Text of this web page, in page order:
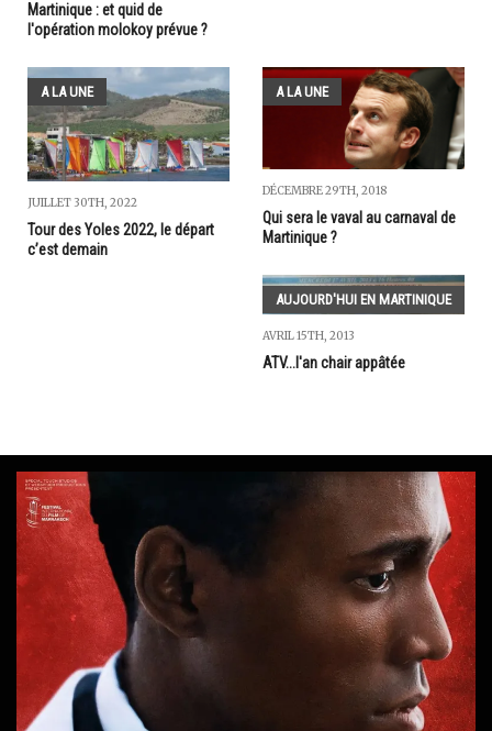
Martinique : et quid de
l'opération molokoy prévue ?
A LA UNE
JUILLET 30TH, 2022
Tour des Yoles 2022, le départ
c’est demain
A LA UNE
DÉCEMBRE 29TH, 2018
Qui sera le vaval au carnaval de
Martinique ?
AUJOURD'HUI EN MARTINIQUE
AVRIL 15TH, 2013
ATV...l'an chair appâtée